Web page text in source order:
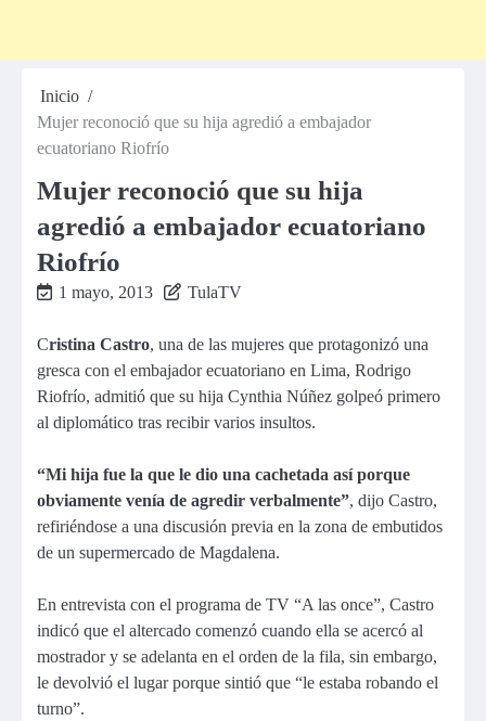
Inicio
Mujer reconoció que su hija agredió a embajador
ecuatoriano Riofrío
Mujer reconoció que su hija
agredió a embajador ecuatoriano
Riofrío
1 mayo, 2013 TulaTV
Cristina Castro, una de las mujeres que protagonizó una
gresca con el embajador ecuatoriano en Lima, Rodrigo
Riofrío, admitió que su hija Cynthia Núñez golpeó primero
al diplomático tras recibir varios insultos.
“Mi hija fue la que le dio una cachetada así porque
obviamente venía de agredir verbalmente”, dijo Castro,
refiriéndose a una discusión previa en la zona de embutidos
de un supermercado de Magdalena.
En entrevista con el programa de TV “A las once”, Castro
indicó que el altercado comenzó cuando ella se acercó al
mostrador y se adelanta en el orden de la fila, sin embargo,
le devolvió el lugar porque sintió que “le estaba robando el
turno”.